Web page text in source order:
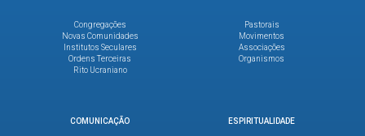
Congregações
Novas Comunidades
Institutos Seculares
Ordens Terceiras
Rito Ucraniano
Pastorais
Movimentos
Associações
Organismos
COMUNICAÇÃO ESPIRITUALIDADE